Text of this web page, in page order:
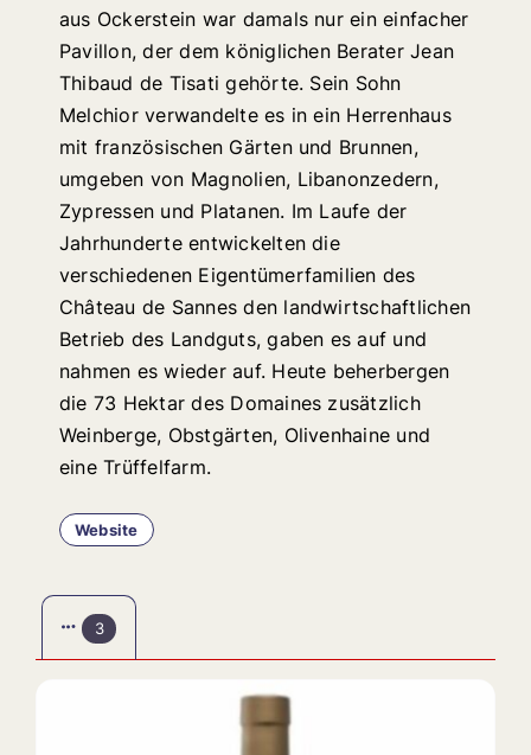
aus Ockerstein war damals nur ein einfacher
Pavillon, der dem königlichen Berater Jean
Thibaud de Tisati gehörte. Sein Sohn
Melchior verwandelte es in ein Herrenhaus
mit französischen Gärten und Brunnen,
umgeben von Magnolien, Libanonzedern,
Zypressen und Platanen. Im Laufe der
Jahrhunderte entwickelten die
verschiedenen Eigentümerfamilien des
Château de Sannes den landwirtschaftlichen
Betrieb des Landguts, gaben es auf und
nahmen es wieder auf. Heute beherbergen
die 73 Hektar des Domaines zusätzlich
Weinberge, Obstgärten, Olivenhaine und
eine Trüffelfarm.
Website
3